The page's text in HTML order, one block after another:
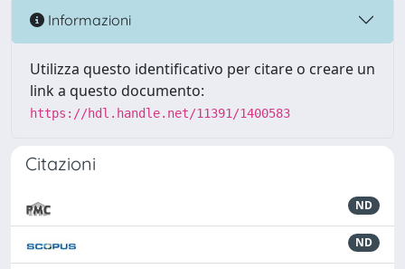
Informazioni
Utilizza questo identificativo per citare o creare un
link a questo documento:
https://hdl.handle.net/11391/1400583
Citazioni
ND
ND